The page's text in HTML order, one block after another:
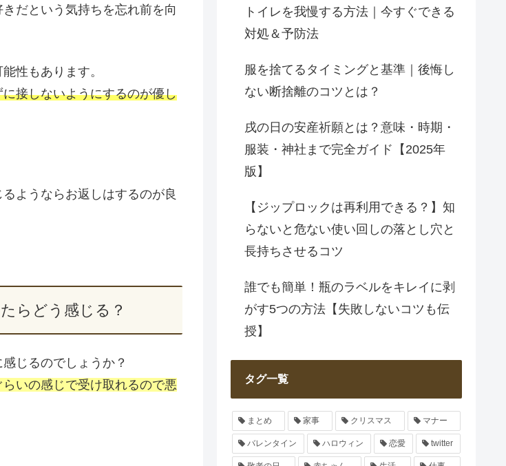
だという気持ちを忘れ前を向
性もあります。
接しないようにするのが優し
ようならお返しはするのが良
らどう感じる？
じるのでしょうか？
いの感じで受け取れるので悪
トイレを我慢する方法｜今すぐできる
対処＆予防法
服を捨てるタイミングと基準｜後悔し
ない断捨離のコツとは？
戌の日の安産祈願とは？意味・時期・
服装・神社まで完全ガイド【2025年
版】
【ジップロックは再利用できる？】知
らないと危ない使い回しの落とし穴と
長持ちさせるコツ
誰でも簡単！瓶のラベルをキレイに剥
がす5つの方法【失敗しないコツも伝
授】
タグ一覧
まとめ 家事 クリスマス マナー
バレンタイン ハロウィン 恋愛 twitter